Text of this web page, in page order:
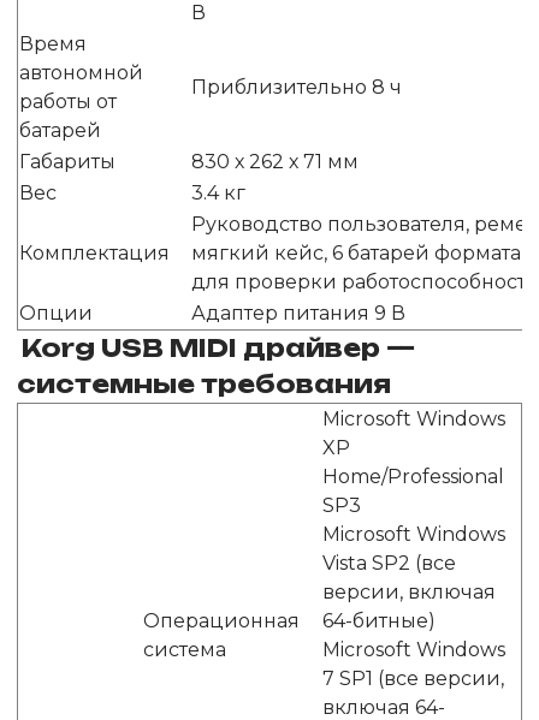
В
Время
автономной
работы от
батарей
Приблизительно 8 ч
Габариты
830 х 262 х 71 мм
Вес
3.4 кг
Комплектация
Руководство пользователя,
мягкий кейс, 6 батарей формата
для проверки работоспособности
Опции
Адаптер питания 9 В
Korg USB MIDI драйвер —
системные требования
Операционная
система
Microsoft Windows
XP
Home/Professional
SP3
Microsoft Windows
Vista SP2 (все
версии, включая
64-битные)
Microsoft Windows
7 SP1 (все версии,
включая 64-